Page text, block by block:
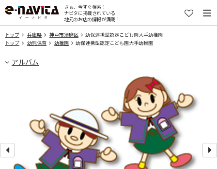
さぁ、今すぐ検索！
ナビタに掲載されている
地元のお店の情報が満載！
トップ 兵庫県 神戸市須磨区
幼保連携型認定こども園大手幼稚園
トップ
幼児保育 幼稚園 幼保連携型認定こども園大手幼稚園
アルバム